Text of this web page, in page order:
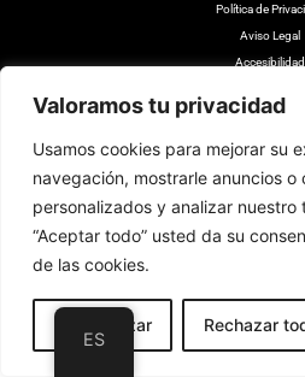
Valoramos tu privacidad
Usamos cookies para mejorar su
navegación, mostrarle anuncios o
personalizados y analizar
“Aceptar todo” usted da su
de las cookies.
Personalizar Rechazar
Polí­tica de
Aviso Legal
Accesibilidad
Cambios y
Diseño web realizado
ES